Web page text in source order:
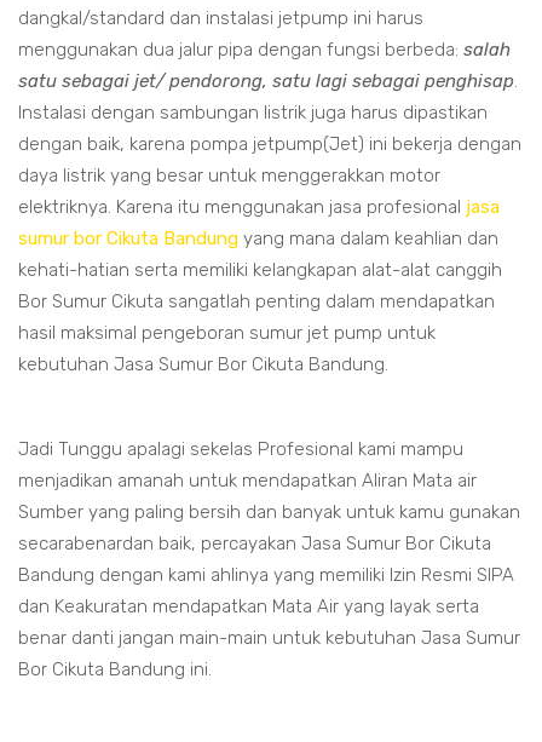
dangkal/standard dan instalasi jetpump ini harus
menggunakan dua jalur pipa dengan fungsi berbeda: salah
satu sebagai jet/ pendorong, satu lagi sebagai penghisap.
Instalasi dengan sambungan listrik juga harus dipastikan
dengan baik, karena pompa jetpump(Jet) ini bekerja dengan
daya listrik yang besar untuk menggerakkan motor
elektriknya. Karena itu menggunakan jasa profesional jasa
sumur bor Cikuta Bandung yang mana dalam keahlian dan
kehati-hatian serta memiliki kelangkapan alat-alat canggih
Bor Sumur Cikuta sangatlah penting dalam mendapatkan
hasil maksimal pengeboran sumur jet pump untuk
kebutuhan Jasa Sumur Bor Cikuta Bandung.
Jadi Tunggu apalagi sekelas Profesional kami mampu
menjadikan amanah untuk mendapatkan Aliran Mata air
Sumber yang paling bersih dan banyak untuk kamu gunakan
secarabenardan baik, percayakan Jasa Sumur Bor Cikuta
Bandung dengan kami ahlinya yang memiliki Izin Resmi SIPA
dan Keakuratan mendapatkan Mata Air yang layak serta
benar danti jangan main-main untuk kebutuhan Jasa Sumur
Bor Cikuta Bandung ini.